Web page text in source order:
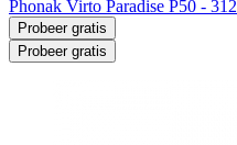
Phonak Virto Paradise P50 - 312
Probeer gratis
Probeer gratis